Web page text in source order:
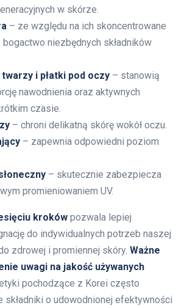
w skórze.
– ze względu na ich skoncentrowane
bogactwo niezbędnych składników
i płatki pod oczy – stanowią
nawodnienia oraz aktywnych
czasie.
– chroni delikatną skórę wokół oczu.
– zapewnia odpowiedni poziom
– skutecznie zabezpiecza
promieniowaniem UV.
kroków pozwala lepiej
do indywidualnych potrzeb naszej
zdrowej i promiennej skóry. Ważne
uwagi na jakość używanych
pochodzące z Korei często
składniki o udowodnionej efektywności